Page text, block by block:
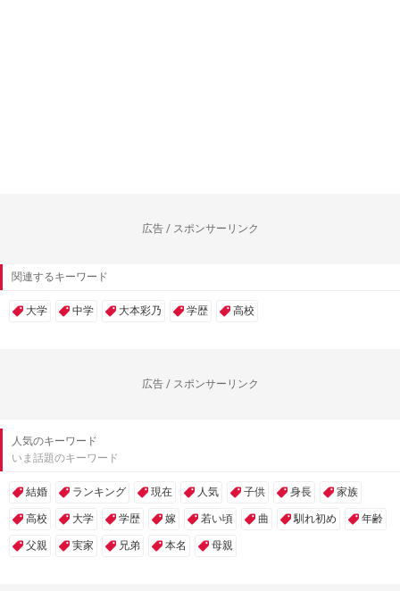
広告 / スポンサーリンク
関連するキーワード
大学 中学 大本彩乃 学歴 高校
広告 / スポンサーリンク
人気のキーワード
いま話題のキーワード
結婚 ランキング 現在 人気 子供 身長 家族
高校 大学 学歴 嫁 若い頃 曲 馴れ初め 年齢
父親 実家 兄弟 本名 母親